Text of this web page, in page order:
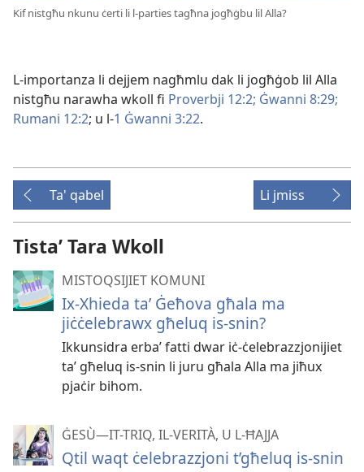
Kif nistgħu nkunu ċerti li l-​parties tagħna jogħġbu lil Alla?
L-​importanza li dejjem nagħmlu dak li jogħġob lil Alla
nistgħu narawha wkoll fi Proverbji 12:2; Ġwanni 8:29;
Rumani 12:2; u l-​1 Ġwanni 3:22.
Ta' qabel Li jmiss
Tistaʼ Tara Wkoll
MISTOQSIJIET KOMUNI
Ix-Xhieda taʼ Ġeħova għala ma
jiċċelebrawx għeluq is-snin?
Ikkunsidra erbaʼ fatti dwar iċ-ċelebrazzjonijiet
taʼ għeluq is-snin li juru għala Alla ma jiħux
pjaċir bihom.
ĠESÙ—IT-TRIQ, IL-VERITÀ, U L-ĦAJJA
Qtil waqt ċelebrazzjoni t’għeluq is-snin